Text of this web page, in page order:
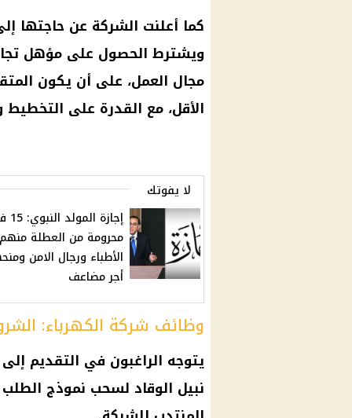
كما أعلنت الشركة عن حاجتها
مجال العمل، على أن يكون
الأقل، مع القدرة على التخطيط
لا يفوتك
محرومة من العطلة منهم
الأطباء ورجال الامن
أجر مضاعف
وظائف شركة الكهرباء:
يتوجه الراغبون في التقديم
نبيل الوقاد لسحب نموذج